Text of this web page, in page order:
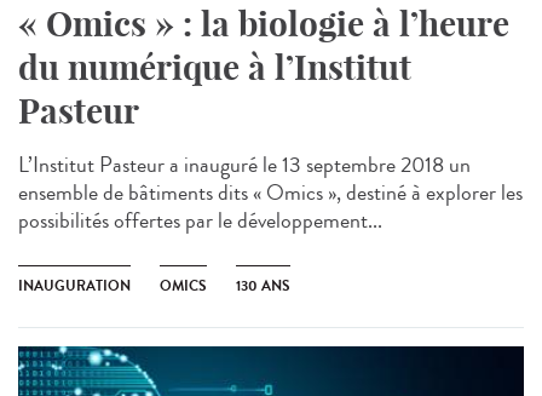
« Omics » : la biologie à l’heure
du numérique à l’Institut
Pasteur
L’Institut Pasteur a inauguré le 13 septembre 2018 un
ensemble de bâtiments dits « Omics », destiné à explorer les
possibilités offertes par le développement...
INAUGURATION OMICS 130 ANS